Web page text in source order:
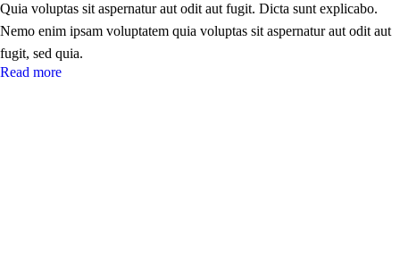
Quia voluptas sit aspernatur aut odit aut fugit. Dicta sunt explicabo.
Nemo enim ipsam voluptatem quia voluptas sit aspernatur aut odit aut
fugit, sed quia.
Read more